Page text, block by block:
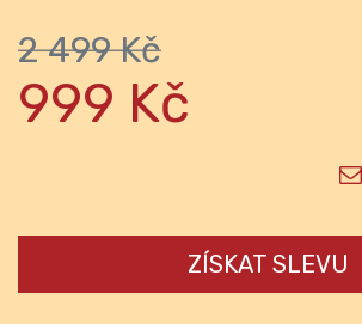
2 499 Kč
999 Kč
ZÍSKAT SLEVU